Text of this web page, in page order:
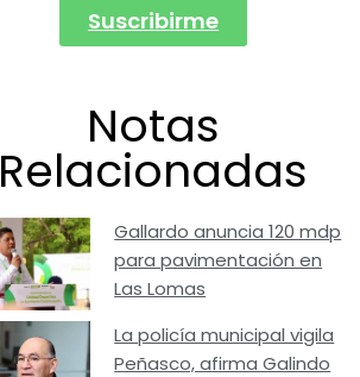
Suscribirme
Notas
Relacionadas
Gallardo anuncia 120 mdp
para pavimentación en
Las Lomas
La policía municipal vigila
Peñasco, afirma Galindo